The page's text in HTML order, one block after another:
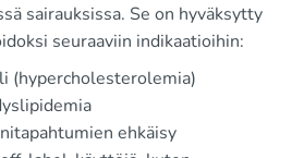
sairauksissa. Se on hyväksytty
seuraaviin indikaatioihin:
(hypercholesterolemia)
ehkäisy